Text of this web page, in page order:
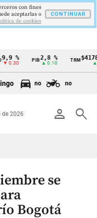
%
0.30
PIB2,8 %
▲ 0.10
TRM
▲
no no
person search
de 2026
se
Bogotá
con fines
aceptarlas o
de cookies
CONTINUAR